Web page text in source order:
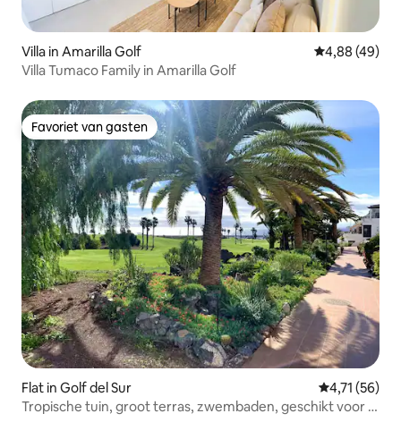
Villa in Amarilla Golf Gemiddelde
4,88 (49)
Villa Tumaco Family in Amarilla Golf
Favoriet van gasten
Favoriet van gasten
Flat in Golf del Sur Gemiddelde
4,71 (56)
Tropische tuin, groot terras, zwembaden, geschikt voor 4